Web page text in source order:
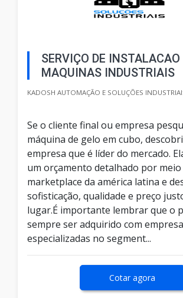
SERVIÇO DE INSTALACAO
MAQUINAS INDUSTRIAIS
KADOSH AUTOMAÇÃO E SOLUÇÕES
Se o cliente final ou empresa
máquina de gelo em cubo,
empresa que é líder do mercado.
um orçamento detalhado por
marketplace da américa latina e
sofisticação, qualidade e preço
lugar.É importante lembrar que o
sempre ser adquirido com
especializadas no segment...
Cotar agora